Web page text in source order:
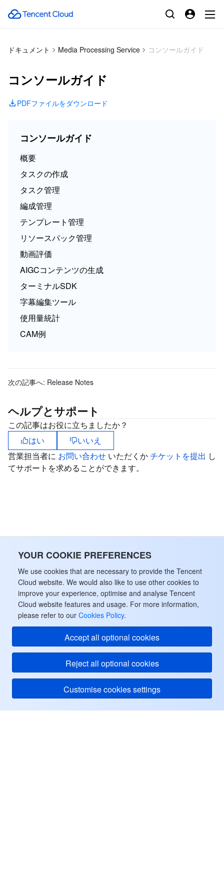
YOUR COOKIE PREFERENCES
We use cookies that are necessary to provide the Tencent
Cloud website. We would also like to use other cookies to
improve your experience, optimise and analyse Tencent
Cloud website features and usage. For more information,
please refer to our Cookies Policy.
Accept all optional cookies
Reject all optional cookies
Customise cookies settings
ドキュメント Media Processing Service コンソールガイド
コンソールガイド
PDFファイルをダウンロード
コンソールガイド
概要
タスクの作成
タスク管理
編成管理
テンプレート管理
リソースパック管理
動画評価
AIGCコンテンツの生成
ターミナルSDK
字幕編集ツール
使用量統計
CAM例
次の記事へ: Release Notes
ヘルプとサポート
この記事はお役に立ちましたか？
はい
いいえ
営業担当者に お問い合わせ いただくかチケットを提出 し
てサポートを求めることができます。